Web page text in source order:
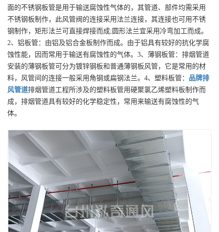
面的不锈钢板管是用于输送腐蚀性气体的，其管道、部件均需采用
不锈钢板制作，此风管阀的连接采用法兰连接，其连接也可用不锈
钢制作，矩形法兰可直接焊接而成;圆形法兰宜采用冷弯加工而成。
2、铝板管：由铝及铝合金板制作而成。由于铝具有较好的抗化学腐
蚀性能，因而常用于输送有腐蚀性的气体。3、薄钢板管：排烟管道
安装的薄钢板管可分为镀锌钢板和普通薄钢板风管，它是常用的材
料，风管间的连接一般采用角钢或扁钢法兰。4、塑料板管： 品牌排
风管道排烟管道工程所涉及的塑料板管用硬聚氯乙烯塑料板制作而
成，排烟管道具有较好的化学稳定性，常用来输送有腐蚀性的气
体。